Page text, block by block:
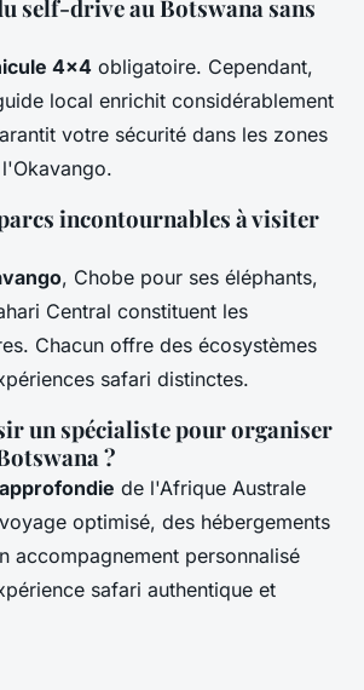
self-drive au Botswana sans
4x4 obligatoire. Cependant,
local enrichit considérablement
votre sécurité dans les zones
incontournables à visiter
, Chobe pour ses éléphants,
Central constituent les
Chacun offre des écosystèmes
safari distinctes.
un spécialiste pour organiser
?
de l'Afrique Australe
optimisé, des hébergements
accompagnement personnalisé
safari authentique et